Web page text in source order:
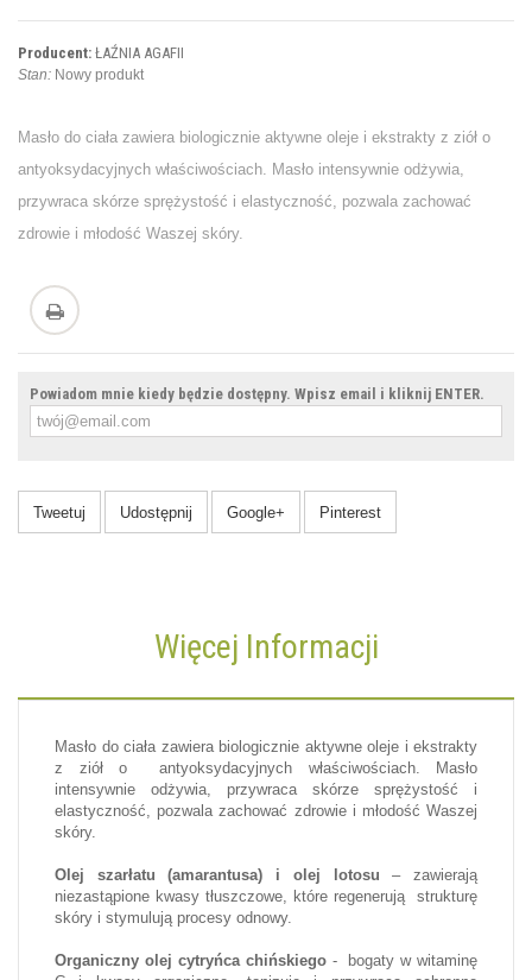
Producent: ŁAŹNIA AGAFII
Stan: Nowy produkt
Masło do ciała zawiera biologicznie aktywne oleje i ekstrakty z ziół o
antyoksydacyjnych właściwościach. Masło intensywnie odżywia,
przywraca skórze sprężystość i elastyczność, pozwala zachować
zdrowie i młodość Waszej skóry.
Powiadom mnie kiedy będzie dostępny. Wpisz email i kliknij ENTER.
Tweetuj Udostępnij Google+ Pinterest
Więcej Informacji
Masło do ciała zawiera biologicznie aktywne oleje i ekstrakty
z ziół o antyoksydacyjnych właściwościach. Masło
intensywnie odżywia, przywraca skórze sprężystość i
elastyczność, pozwala zachować zdrowie i młodość Waszej
skóry.
Olej szarłatu (amarantusa) i olej lotosu – zawierają
niezastąpione kwasy tłuszczowe, które regenerują strukturę
skóry i stymulują procesy odnowy.
Organiczny olej cytryńca chińskiego - bogaty w witaminę